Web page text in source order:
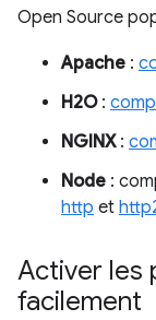
Open Source
Apache :
H2O:
NGINX:
Node :
http et
Activer les
facilement